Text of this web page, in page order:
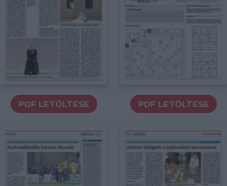
PDF LETÖLTÉSE PDF LETÖLTÉSE